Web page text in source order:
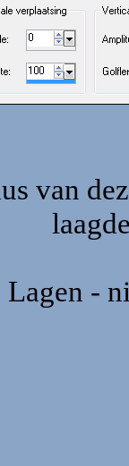
van
Lagen -